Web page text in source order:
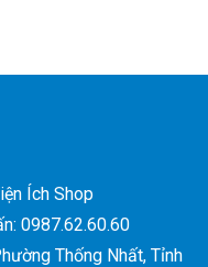
Ích Shop
0987.62.60.60
Thống Nhất, Tỉnh